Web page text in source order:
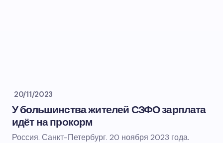
20/11/2023
У большинства жителей СЗФО зарплата
идёт на прокорм
Россия. Санкт-Петербург. 20 ноября 2023 года.